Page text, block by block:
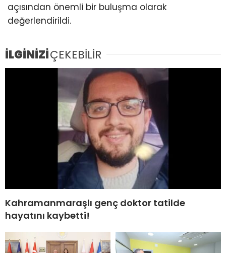
açısından önemli bir buluşma olarak
değerlendirildi.
İLGİNİZİÇEKEBİLİR
Kahramanmaraşlı genç doktor tatilde
hayatını kaybetti!